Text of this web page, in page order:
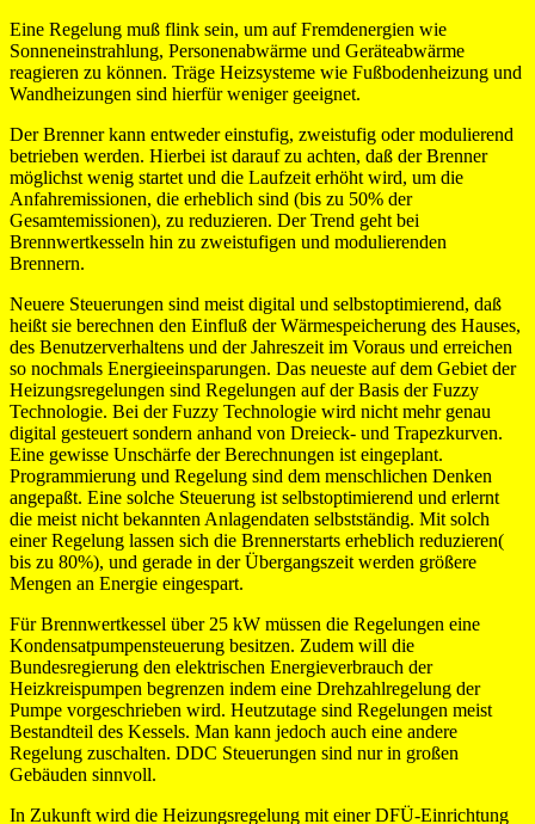
Eine Regelung muß flink sein, um auf Fremdenergien wie
Sonneneinstrahlung, Personenabwärme und Geräteabwärme
reagieren zu können. Träge Heizsysteme wie Fußbodenheizung und
Wandheizungen sind hierfür weniger geeignet.
Der Brenner kann entweder einstufig, zweistufig oder modulierend
betrieben werden. Hierbei ist darauf zu achten, daß der Brenner
möglichst wenig startet und die Laufzeit erhöht wird, um die
Anfahremissionen, die erheblich sind (bis zu 50% der
Gesamtemissionen), zu reduzieren. Der Trend geht bei
Brennwertkesseln hin zu zweistufigen und modulierenden
Brennern.
Neuere Steuerungen sind meist digital und selbstoptimierend, daß
heißt sie berechnen den Einfluß der Wärmespeicherung des Hauses,
des Benutzerverhaltens und der Jahreszeit im Voraus und erreichen
so nochmals Energieeinsparungen. Das neueste auf dem Gebiet der
Heizungsregelungen sind Regelungen auf der Basis der Fuzzy
Technologie. Bei der Fuzzy Technologie wird nicht mehr genau
digital gesteuert sondern anhand von Dreieck- und Trapezkurven.
Eine gewisse Unschärfe der Berechnungen ist eingeplant.
Programmierung und Regelung sind dem menschlichen Denken
angepaßt. Eine solche Steuerung ist selbstoptimierend und erlernt
die meist nicht bekannten Anlagendaten selbstständig. Mit solch
einer Regelung lassen sich die Brennerstarts erheblich reduzieren(
bis zu 80%), und gerade in der Übergangszeit werden größere
Mengen an Energie eingespart.
Für Brennwertkessel über 25 kW müssen die Regelungen eine
Kondensatpumpensteuerung besitzen. Zudem will die
Bundesregierung den elektrischen Energieverbrauch der
Heizkreispumpen begrenzen indem eine Drehzahlregelung der
Pumpe vorgeschrieben wird. Heutzutage sind Regelungen meist
Bestandteil des Kessels. Man kann jedoch auch eine andere
Regelung zuschalten. DDC Steuerungen sind nur in großen
Gebäuden sinnvoll.
In Zukunft wird die Heizungsregelung mit einer DFÜ-Einrichtung